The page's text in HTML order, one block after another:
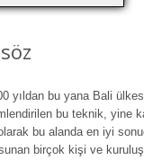
yıldan bu yana Bali
bu teknik, yine
bu alanda en iyi
birçok kişi ve